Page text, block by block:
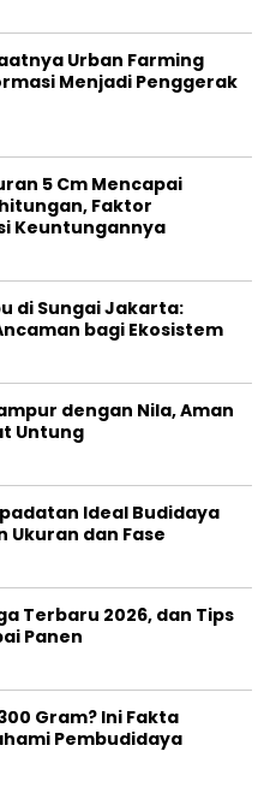
Saatnya Urban Farming
Menjadi Penggerak
5 Cm Mencapai
Faktor
Keuntungannya
di Sungai Jakarta:
bagi Ekosistem
dengan Nila, Aman
Untung
Ideal Budidaya
Ukuran dan Fase
Terbaru 2026, dan Tips
Panen
Gram? Ini Fakta
Pembudidaya